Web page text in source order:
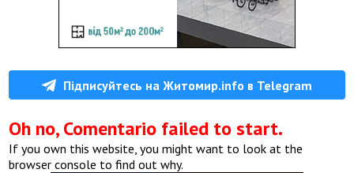
Підписуйтесь на Житомир.info в Telegram
Oh no, Comentario failed to start.
If you own this website, you might want to look at the
browser console to find out why.